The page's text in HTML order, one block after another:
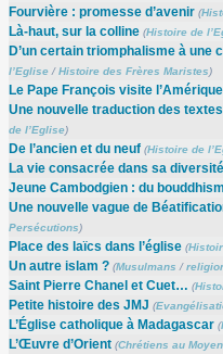
Fourvière : promesse d’avenir (
Là-haut, sur la colline (Histoire de
D’un certain triomphalisme à une
l’Eglise/Histoire des Frères Maristes)
Le Pape François visite
Une nouvelle traduction des
de l’Eglise)
De l’ancien et du neuf (Histoire de
La vie consacrée dans sa diversité
Jeune Cambodgien : du
Une nouvelle vague de
Persécutions)
Place des laïcs dans l’église (
Un autre islam ? (Musulmans /
Saint Pierre Chanel et Cuet… (
Petite histoire des JMJ (
L’Église catholique à Madagascar (
L’Œuvre d’Orient (Chrétiens au